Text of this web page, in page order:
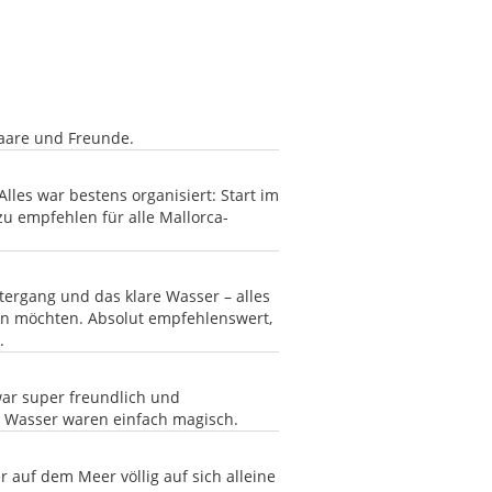
und Freunde.
war bestens organisiert: Start im
empfehlen für alle Mallorca-
und das klare Wasser – alles
möchten. Absolut empfehlenswert,
super freundlich und
waren einfach magisch.
auf dem Meer völlig auf sich alleine